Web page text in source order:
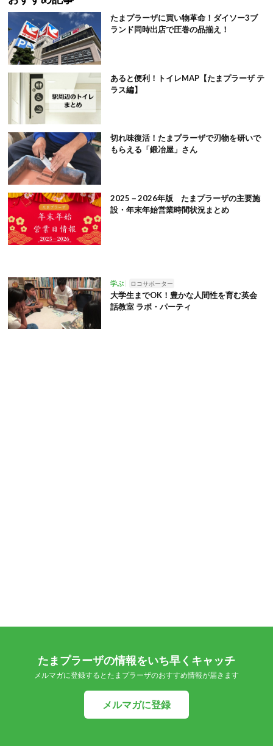
たまプラーザに買い物革命！ダイソー3ブ
ランド同時出店で圧巻の品揃え！
あると便利！トイレMAP【たまプラーザ テ
ラス編】
切れ味復活！たまプラーザで刃物を研いで
もらえる「鍛冶屋」さん
2025－2026年版 たまプラーザの主要施
設・年末年始営業時間状況まとめ
学ぶ ロコサポーター
大学生までOK！豊かな人間性を育む英会
話教室 ラボ・パーティ
たまプラーザの情報をいち早くキャッチ
メルマガに登録するとたまプラーザのおすすめ情報が届きます
メルマガに登録